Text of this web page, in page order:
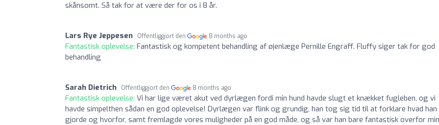
skånsomt. Så tak for at være der for os i 8 år.
Lars Rye Jeppesen Offentliggjort den 8 months ago
Fantastisk oplevelse: Fantastisk og kompetent behandling af øjenlæge Pernille Engraff. Fluffy siger tak for god
behandling
Sarah Dietrich Offentliggjort den 8 months ago
Fantastisk oplevelse: Vi har lige været akut ved dyrlægen fordi min hund havde slugt et knækket fugleben, og vi
havde simpelthen sådan en god oplevelse! Dyrlægen var flink og grundig, han tog sig tid til at forklare hvad han
gjorde og hvorfor, samt fremlagde vores muligheder på en god måde, og så var han bare fantastisk overfor min